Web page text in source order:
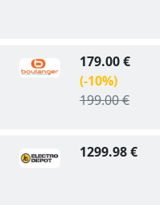
179.00 €
(-10%)
199.00 €
1299.98 €